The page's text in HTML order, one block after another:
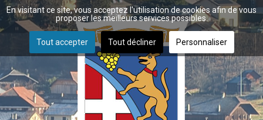
En visitant ce site, vous acceptez l'utilisation de cookies afin de vous
proposer les meilleurs services possibles.
Tout accepter Tout décliner Personnaliser